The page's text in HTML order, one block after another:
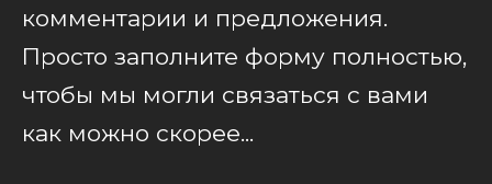
комментарии и предложения.
Просто заполните форму полностью,
чтобы мы могли связаться с вами
как можно скорее...